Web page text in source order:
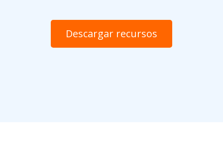
Descargar recursos